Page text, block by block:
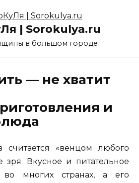
| Sorokulya.ru
в большом городе
— не хватит
и
считается «венцом любого
зря. Вкусное и питательное
многих странах, а его